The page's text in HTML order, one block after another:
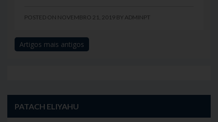
POSTED ON NOVEMBRO 21, 2019 BY ADMINPT
Navegação
Artigos mais antigos
PATACH ELIYAHU